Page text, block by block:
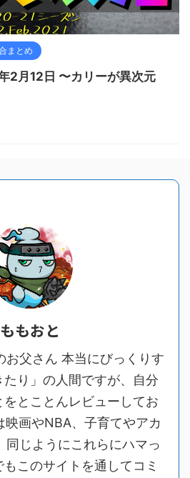
まとめ
2月12日 〜カリーが異次元
ももおと
お父さん 本当にびっくりす
たり」の人間ですが、自分
をとことんレビューしてお
映画やNBA、子育てやアカ
同じようにこれらにハマっ
このサイトを通してコミ